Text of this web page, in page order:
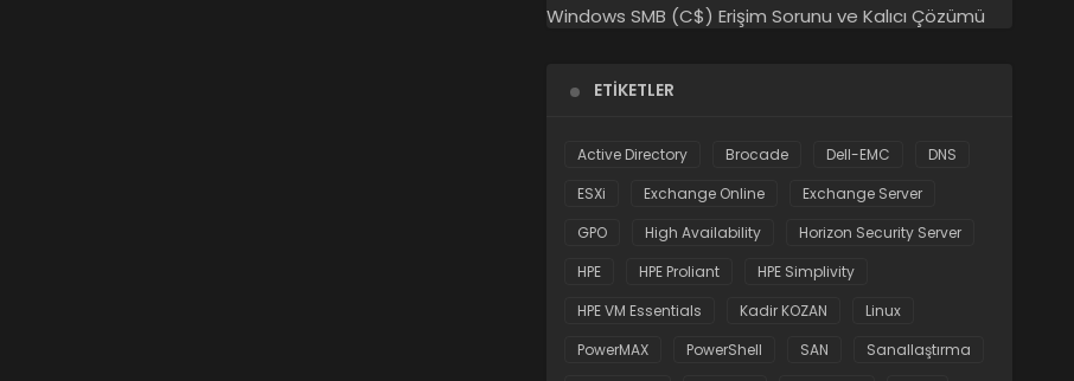
Windows SMB (C$) Erişim Sorunu ve Kalıcı Çözümü
ETIKETLER
Active Directory Brocade Dell-EMC
DNS
ESXi
Exchange Online
Exchange Server
GPO
High Availability
Horizon Security Server
HPE
HPE Proliant
HPE Simplivity
HPE VM Essentials
Kadir KOZAN
Linux
PowerMAX
PowerShell SAN
Sanallaştırma